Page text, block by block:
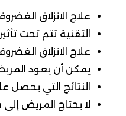
علاج الانزلاق
التقنية تتم تحت
علاج الانزلاق الغضروفي
يمكن أن يعود
النتائج التي يحصل
لا يحتاج المريض